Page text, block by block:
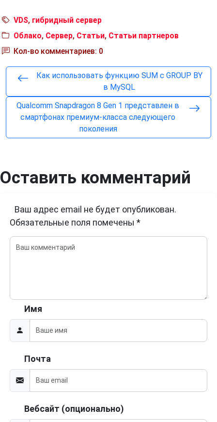
VDS, гибридный сервер
Облако, Сервер, Статьи, Статьи партнеров
Кол-во комментариев: 0
Как использовать функцию SUM с GROUP BY
в MySQL
Qualcomm Snapdragon 8 Gen 1 представлен в
смартфонах премиум-класса следующего
поколения
Оставить комментарий
Ваш адрес email не будет опубликован.
Обязательные поля помечены *
Имя
Почта
Вебсайт (опционально)